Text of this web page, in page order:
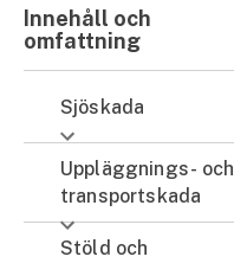
Innehåll och
omfattning​
Sjöskada
Uppläggnings- och
transportskada
Stöld och